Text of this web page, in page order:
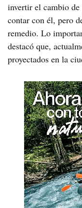
invertir el cambio de
contar con él, pero
remedio. Lo
destacó que,
proyectados en la